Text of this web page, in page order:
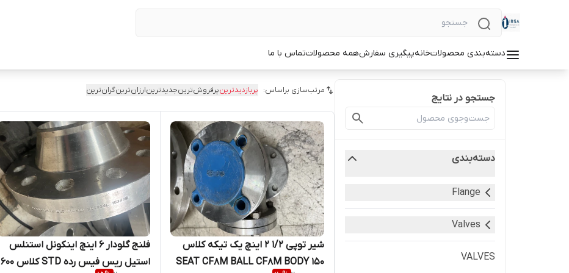
دسته‌بندی محصولاتخانهپیگیری سفارشهمه محصولاتتماس با ما
جستجو در نتایج
دسته‌بندی
Flange
Valves
VALVES
مرتب‌سازی براساس: پربازدیدترینپرفروش‌ترینجدیدترینارزان‌ترینگران‌ترین
شیر توپی 1/2 2 اینچ یک تیکه کلاس
150 SEAT CF8M BALL CF8M BODY
فلنج گلودار 6 اینچ اینکونل استنلس
استیل ریس فیس رده STD کلاس 600